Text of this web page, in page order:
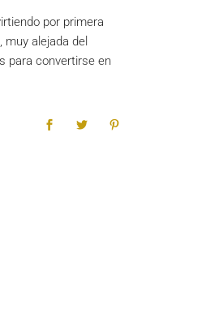
por primera
alejada del
para convertirse en